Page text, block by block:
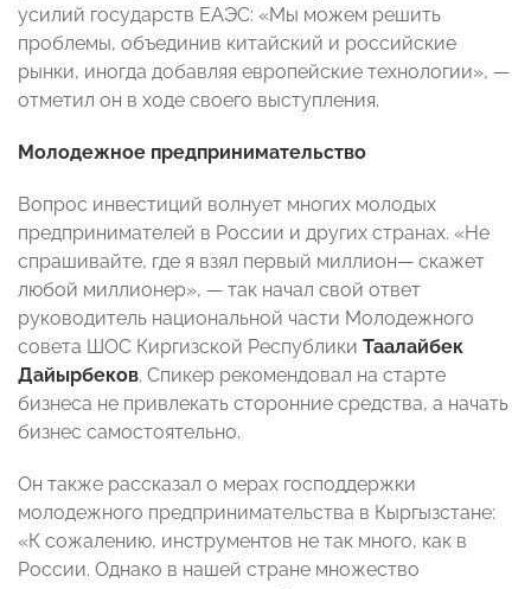
усилий государств ЕАЭС: «Мы можем решить
проблемы, объединив китайский и российские
рынки, иногда добавляя европейские технологии», —
отметил он в ходе своего выступления.
Молодежное предпринимательство
Вопрос инвестиций волнует многих молодых
предпринимателей в России и других странах. «Не
спрашивайте, где я взял первый миллион— скажет
любой миллионер», — так начал свой ответ
руководитель национальной части Молодежного
совета ШОС Киргизской Республики Таалайбек
Дайырбеков. Спикер рекомендовал на старте
бизнеса не привлекать сторонние средства, а начать
бизнес самостоятельно.
Он также рассказал о мерах господдержки
молодежного предпринимательства в Кыргызстане:
«К сожалению, инструментов не так много, как в
России. Однако в нашей стране множество